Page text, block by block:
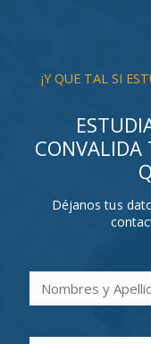
¡Y QUE TAL SI
CONVALIDA
Déjanos tus